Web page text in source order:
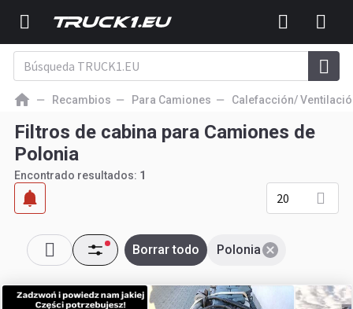
Recambios Para Camiones Calefacción/
Filtros de cabina para Camiones de
Polonia
Encontrado resultados: 1
20
Polonia
Borrar todo